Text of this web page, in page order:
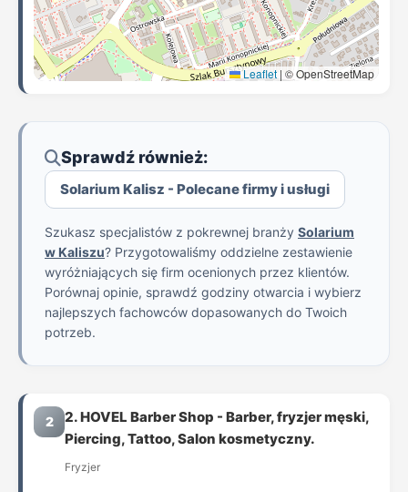
Leaflet | © OpenStreetMap
Sprawdź również:
Solarium Kalisz - Polecane firmy i usługi
Szukasz specjalistów z pokrewnej branży Solarium
w Kaliszu? Przygotowaliśmy oddzielne zestawienie
wyróżniających się firm ocenionych przez klientów.
Porównaj opinie, sprawdź godziny otwarcia i wybierz
najlepszych fachowców dopasowanych do Twoich
potrzeb.
2
2. HOVEL Barber Shop - Barber, fryzjer męski,
Piercing, Tattoo, Salon kosmetyczny.
Fryzjer